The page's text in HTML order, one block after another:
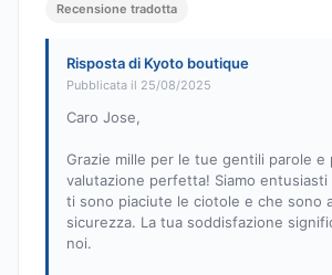
Recensione tradotta
Risposta di Kyoto boutique
Pubblicata il 25/08/2025
Caro Jose,
Grazie mille per le tue gentili parole e
valutazione perfetta! Siamo entusiasti
ti sono piaciute le ciotole e che sono
sicurezza. La tua soddisfazione
noi.